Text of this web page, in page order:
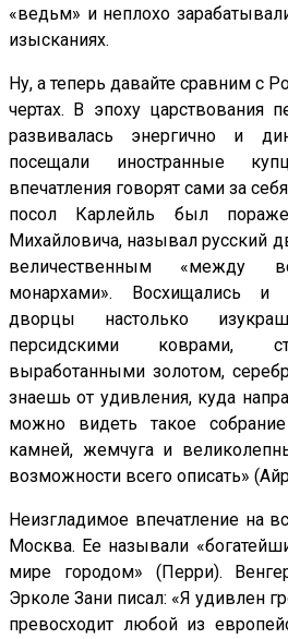
«ведьм» и неплохо
изысканиях.
Ну, а теперь давайте сравним с
чертах. В эпоху царствования
развивалась энергично и
посещали иностранные
впечатления говорят сами за
посол Карлейль был
Михайловича, называл русский
величественным «между
монархами». Восхищались и
дворцы настолько
персидскими коврами,
выработанными золотом,
знаешь от удивления, куда
можно видеть такое
камней, жемчуга и
возможности всего описать»
Неизгладимое впечатление на
Москва. Ее называли
мире городом» (Перри).
Эрколе Зани писал: «Я удивлен
превосходит любой из